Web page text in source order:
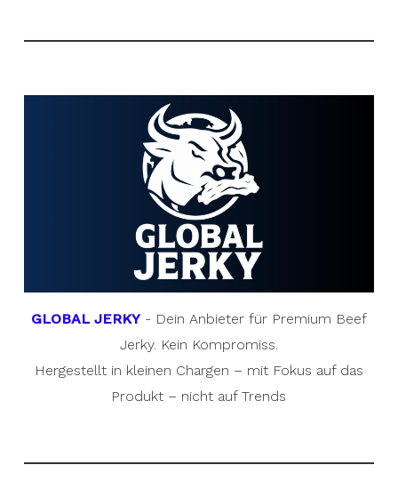
GLOBAL JERKY- Dein Anbieter für Premium Beef
Jerky. Kein Kompromiss.
Hergestellt in kleinen Chargen – mit Fokus auf das
Produkt – nicht auf Trends